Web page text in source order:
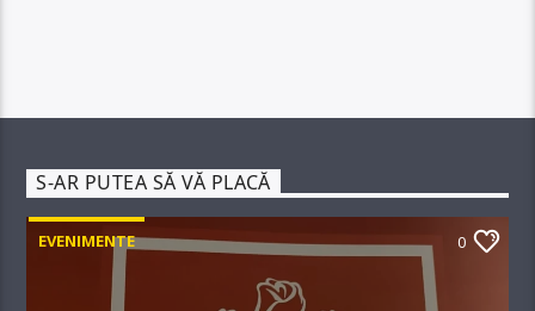
S-AR PUTEA SĂ VĂ PLACĂ
EVENIMENTE 0